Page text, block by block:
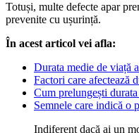
Totuși, multe defecte apar
prevenite cu ușurință.
În acest articol vei afla:
Durata medie de viață
Factori care afectează
Cum prelungești
Semnele care indică o
Indiferent dacă ai un